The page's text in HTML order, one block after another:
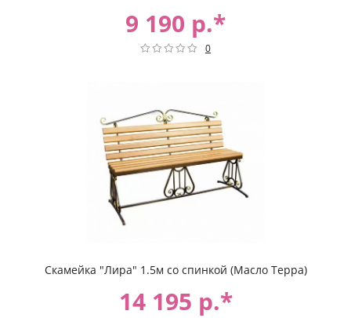
9 190 р.*
0
Скамейка "Лира" 1.5м со спинкой (Масло Терра)
14 195 р.*